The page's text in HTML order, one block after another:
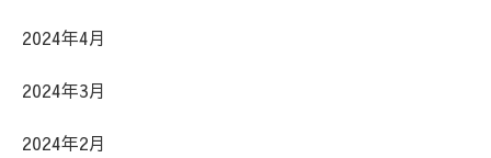
2024年4月
2024年3月
2024年2月